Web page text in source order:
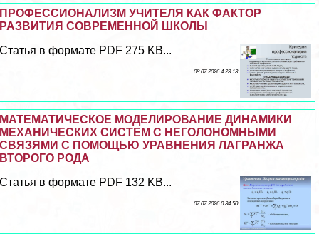
ПРОФЕССИОНАЛИЗМ УЧИТЕЛЯ КАК ФАКТОР
РАЗВИТИЯ СОВРЕМЕННОЙ ШКОЛЫ
Статья в формате PDF 275 KB...
08 07 2026 4:23:13
МАТЕМАТИЧЕСКОЕ МОДЕЛИРОВАНИЕ ДИНАМИКИ
МЕХАНИЧЕСКИХ СИСТЕМ С НЕГОЛОНОМНЫМИ
СВЯЗЯМИ С ПОМОЩЬЮ УРАВНЕНИЯ ЛАГРАНЖА
ВТОРОГО РОДА
Статья в формате PDF 132 KB...
07 07 2026 0:34:50